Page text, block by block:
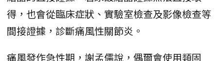
得，也會從臨床症狀、實驗室檢查及影像檢查等
間接證據，診斷痛風性關節炎。
痛風發作急性期，謝孟儒說，偶爾會使用類固